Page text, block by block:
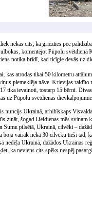
nekas cits, kā griezties pēc
komentējot Pūpolu svētdienā
notika brīdī, kad ticīgie devās uz
kas atrodas tikai 50 kilometru
piemeklēja nāve. Krievijas
tika ievainoti, tostarp 15 bērni.
uz Pūpolu svētdienas
nuncijs Ukrainā, arhibīskaps
zināt, šogad Lieldienas mēs svinam
Sumu pilsētā, Ukrainā, cilvēki –
bojā vairāk nekā 30 cilvēku tieši tad,
nedēļa Ukrainā, dažādos Ukrainas
ka neviens cits spēks nespēj